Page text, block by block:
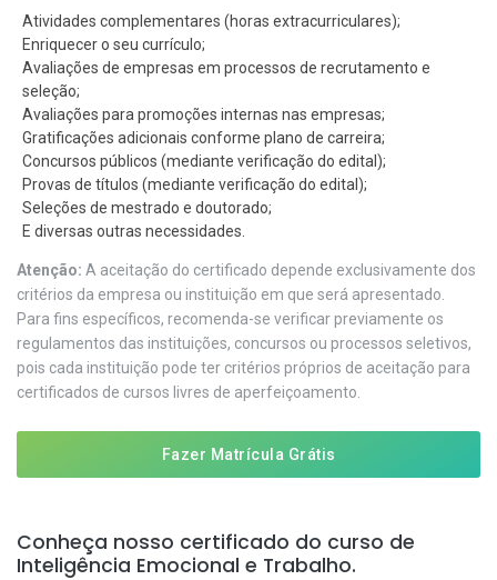
Atividades complementares (horas extracurriculares);
Enriquecer o seu currículo;
Avaliações de empresas em processos de recrutamento e
seleção;
Avaliações para promoções internas nas empresas;
Gratificações adicionais conforme plano de carreira;
Concursos públicos (mediante verificação do edital);
Provas de títulos (mediante verificação do edital);
Seleções de mestrado e doutorado;
E diversas outras necessidades.
Atenção: A aceitação do certificado depende exclusivamente dos
critérios da empresa ou instituição em que será apresentado.
Para fins específicos, recomenda-se verificar previamente os
regulamentos das instituições, concursos ou processos seletivos,
pois cada instituição pode ter critérios próprios de aceitação para
certificados de cursos livres de aperfeiçoamento.
Fazer Matrícula Grátis
Conheça nosso certificado do curso de
Inteligência Emocional e Trabalho.